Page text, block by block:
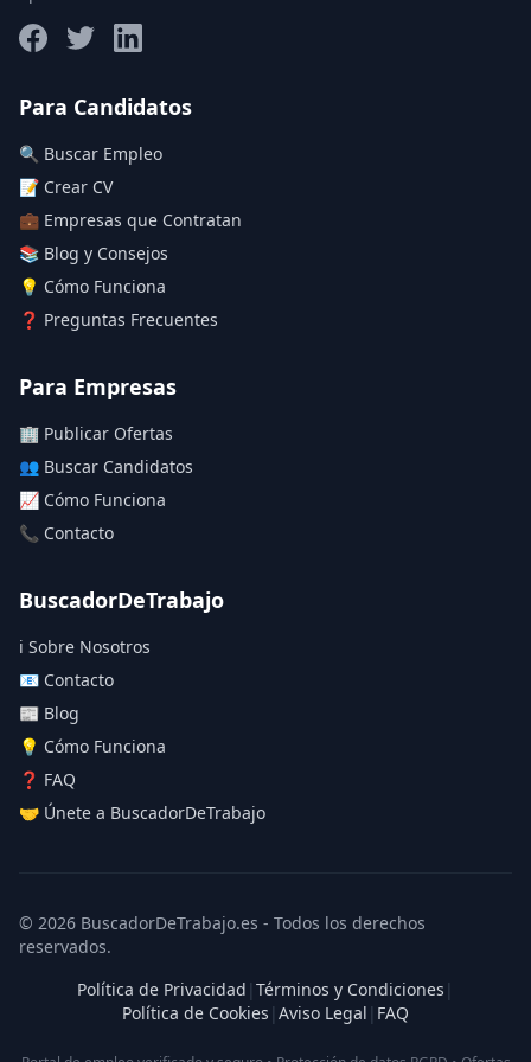
Deja vacío para "sin límite"
Aplicar filtros
Para Candidatos
🔍 Buscar Empleo
📝 Crear CV
💼 Empresas que Contratan
📚 Blog y Consejos
💡 Cómo Funciona
❓ Preguntas Frecuentes
Para Empresas
🏢 Publicar Ofertas
👥 Buscar Candidatos
📈 Cómo Funciona
📞 Contacto
BuscadorDeTrabajo
ℹ️ Sobre Nosotros
📧 Contacto
📰 Blog
💡 Cómo Funciona
❓ FAQ
🤝 Únete a BuscadorDeTrabajo
© 2026 BuscadorDeTrabajo.es - Todos los derechos
reservados.
Política de Privacidad | Términos y Condiciones |
Política de Cookies | Aviso Legal | FAQ